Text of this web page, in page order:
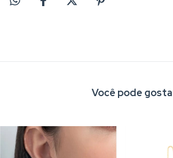
Você pode